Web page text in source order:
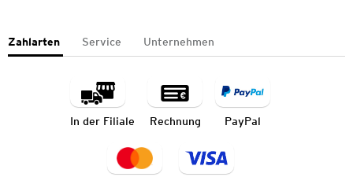
Zahlarten Service Unternehmen
In der Filiale Rechnung PayPal